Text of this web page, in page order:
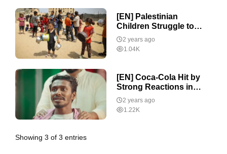
[EN] Palestinian
Children Struggle to
Survive
2 years ago
1.04K
[EN] Coca-Cola Hit by
Strong Reactions in
Bangladesh
2 years ago
1.22K
Showing 3 of 3 entries